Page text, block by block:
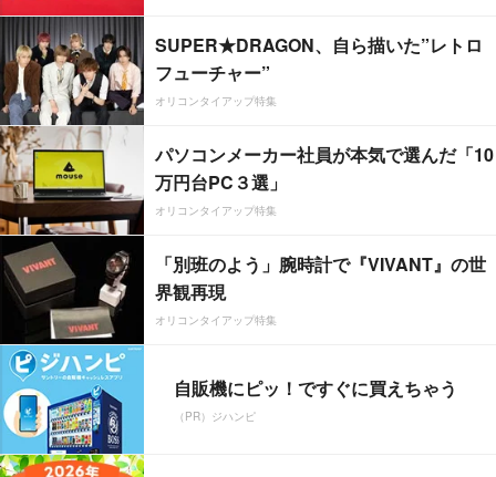
SUPER★DRAGON、自ら描いた”レトロ
フューチャー”
オリコンタイアップ特集
パソコンメーカー社員が本気で選んだ「10
万円台PC３選」
オリコンタイアップ特集
「別班のよう」腕時計で『VIVANT』の世
界観再現
オリコンタイアップ特集
自販機にピッ！ですぐに買えちゃう
（PR）ジハンピ